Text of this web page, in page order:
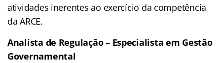
atividades inerentes ao exercício da competência
da ARCE.
Analista de Regulação – Especialista em Gestão
Governamental